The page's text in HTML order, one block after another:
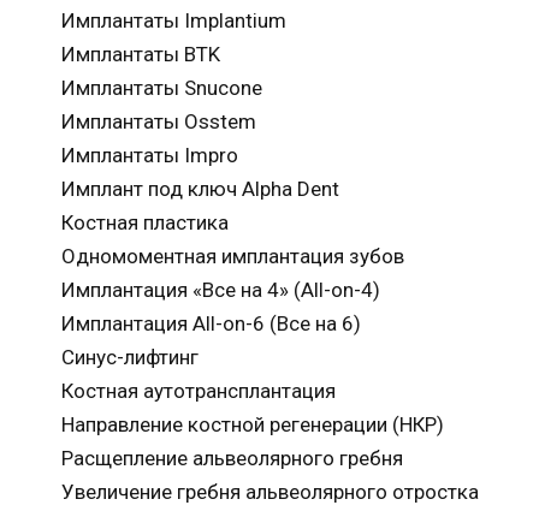
Имплантаты Implantium
Имплантаты BTK
Имплантаты Snucone
Имплантаты Osstem
Имплантаты Impro
Имплант под ключ Alpha Dent
Костная пластика
Одномоментная имплантация зубов
Имплантация «Все на 4» (All-on-4)
Имплантация All-on-6 (Все на 6)
Синус-лифтинг
Костная аутотрансплантация
Направление костной регенерации (НКР)
Расщепление альвеолярного гребня
Увеличение гребня альвеолярного отростка